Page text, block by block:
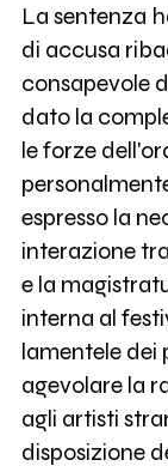
La sentenza
di accusa
consapevole
dato la
le forze
espresso la
interazione
e la
interna al
lamentele dei
agevolare la
agli artisti
disposizione